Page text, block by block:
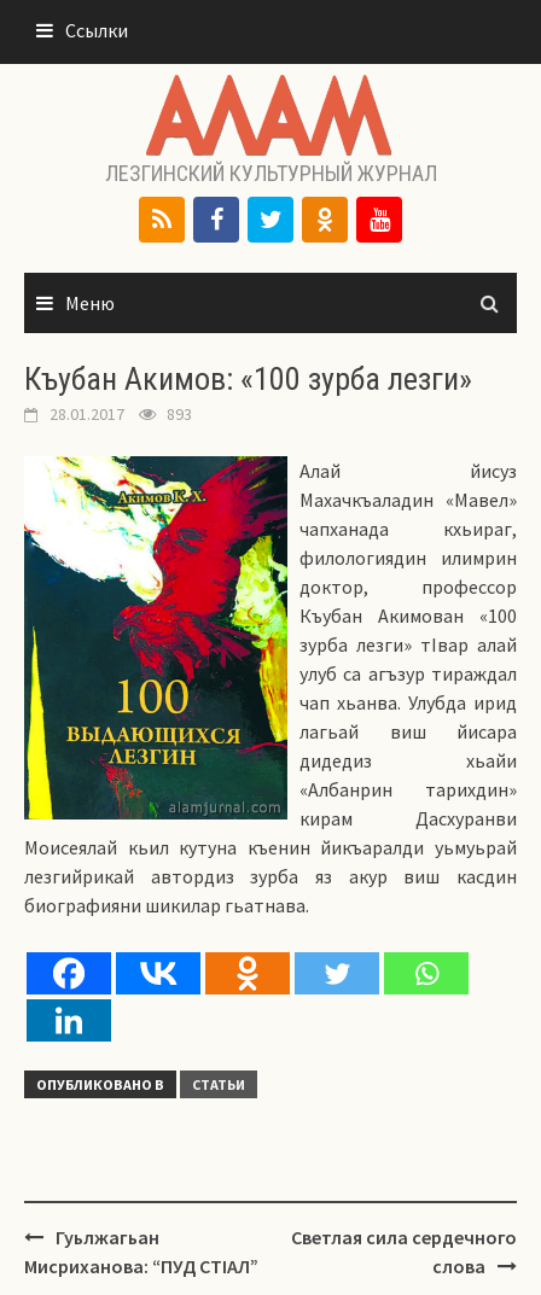
содержимому
Ссылки
ЛЕЗГИНСКИЙ КУЛЬТУРНЫЙ ЖУРНАЛ
Меню
Къубан Акимов: «100 зурба лезги»
28.01.2017 893
Алай йисуз
Махачкъаладин «Мавел»
чапханада кхьираг,
филологиядин илимрин
доктор, профессор
Къубан Акимован «100
зурба лезги» тIвар алай
улуб са агъзур тираждал
чап хьанва. Улубда ирид
лагьай виш йисара
дидедиз хьайи
«Албанрин тарихдин»
кирам Дасхуранви
Моисеялай кьил кутуна къенин йикъаралди уьмуьрай
лезгийрикай автордиз зурба яз акур виш касдин
биографияни шикилар гьатнава.
ОПУБЛИКОВАНО В СТАТЬИ
Навигация
Гуьлжагьан
Мисриханова: “ПУД СТIАЛ”
Светлая сила сердечного
слова